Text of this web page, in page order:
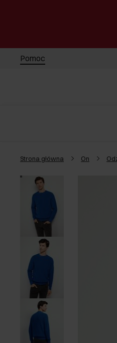
Pomoc
Strona główna On